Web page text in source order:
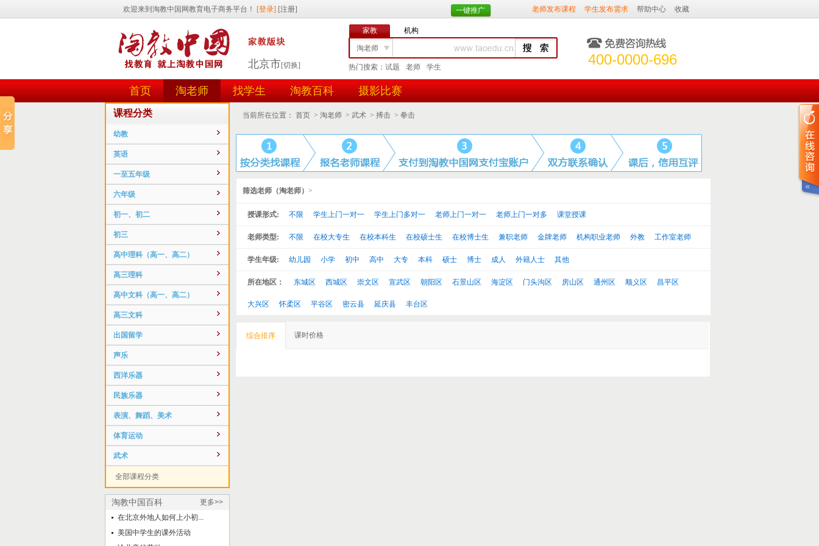
一键推广 老师发布课程 学生发布需求 帮助中心 收藏
北京市[切换]
家教 机构
淘老师
找学生
任务id
用户id
热门搜索： 试题 老师 学生 400-0000-696
首页 淘老师 找学生 淘教百科 摄影比赛
课程分类
幼教
英语
一至五年级
六年级
初一、初二
初三
高中理科（高一、高二）
高三理科
高中文科（高一、高二）
高三文科
出国留学
声乐
西洋乐器
民族乐器
表演、舞蹈、美术
体育运动
武术
全部课程分类
淘教中国百科
更多>>
在北京外地人如何上小初...
美国中学生的课外活动
当前所在位置： 首页 > 淘老师 > 武术 > 搏击 > 拳击
筛选老师（淘老师） >
授课形式: 不限 学生上门一对一 学生上门多对一 老师上门一对一 老师上门一对多 课堂授课
老师类型: 不限 在校大专生 在校本科生 在校硕士生 在校博士生 兼职老师 金牌老师 机构职业老师 外教 工作室老师
学生年级: 幼儿园 小学 初中 高中 大专 本科 硕士 博士 成人 外籍人士 其他
所在地区： 东城区 西城区 崇文区 宣武区 朝阳区 石景山区 海淀区 门头沟区 房山区 通州区 顺义区 昌平区
大兴区 怀柔区 平谷区 密云县 延庆县 丰台区
综合排序 课时价格